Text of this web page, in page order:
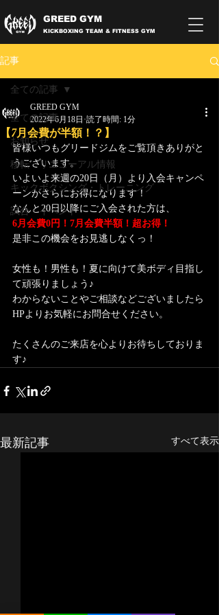
GREED GYM
KICKBOXING TEAM & FITNESS GYM
記事
全ての記事
お知らせ
移転・リニューアル情報
キックボクシング・トレーニング
試合・イベント
全ての記事
【7月会費が半額！？】
GREED GYM
2022年6月18日 読了時間: 1分
皆様いつもグリードジムをご覧頂きありがと
うございます。
いよいよ来週の20日（月）より入会キャンペ
ーンがさらにお得になります！
なんと20日以降にご入会された方は、
6月会費0円！7月会費半額！超お得！
是非この機会をお見逃しなくっ！
女性も！男性も！夏に向けて美ボディ目指し
て頑張りましょう♪
わからないことやご相談などございましたら
HPよりお気軽にお問合せください。
たくさんのご来店を心よりお待ちしておりま
す♪
最新記事 すべて表示